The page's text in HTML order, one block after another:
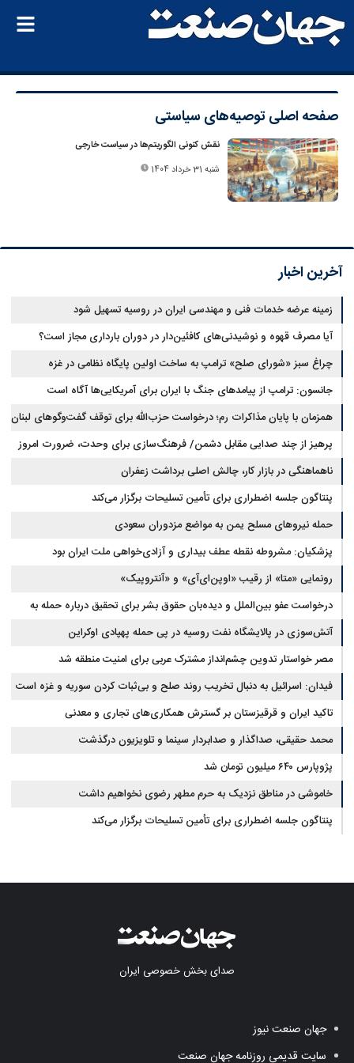
صفحه اصلیتوصیه‌های سیاستی
نقش کنونی الگوریتم‌ها در سیاست خارجی
شنبه 31 خرداد 1404
آخرین اخبار
زمینه عرضه خدمات فنی و مهندسی ایران در روسیه تسهیل شود
آیا مصرف قهوه و نوشیدنی‌های کافئین‌دار در دوران بارداری مجاز است؟
چراغ سبز «شورای صلح» ترامپ به ساخت اولین پایگاه نظامی در غزه
جانسون: ترامپ از پیامدهای جنگ با ایران برای آمریکایی‌ها آگاه است
همزمان با پایان مذاکرات رم؛ درخواست حزب‌الله برای توقف گفت‌وگوهای لبنان
با اسرائیل
پرهیز از چند صدایی مقابل دشمن/ فرهنگ‌سازی برای وحدت، ضرورت امروز
کشور است
ناهماهنگی در بازار کار، چالش اصلی برداشت زعفران
پنتاگون جلسه اضطراری برای تأمین تسلیحات برگزار می‌کند
حمله نیروهای مسلح یمن به مواضع مزدوران سعودی
پزشکیان: مشروطه نقطه عطف بیداری و آزادی‌خواهی ملت ایران بود
رونمایی «متا» از رقیب «اوپن‌ای‌آی» و «آنتروپیک»
درخواست عفو بین‌الملل و دیده‌بان حقوق بشر برای تحقیق درباره حمله به
خبرنگاران در لبنان
آتش‌سوزی در پالایشگاه نفت روسیه در پی حمله پهپادی اوکراین
مصر خواستار تدوین چشم‌انداز مشترک عربی برای امنیت منطقه شد
فیدان: اسرائیل به دنبال تخریب روند صلح و بی‌ثبات کردن سوریه و غزه است
تاکید ایران و قرقیزستان بر گسترش همکاری‌های تجاری و معدنی
محمد حقیقی، صداگذار و صدابردار سینما و تلویزیون درگذشت
پژوپارس ۶۴۰ میلیون تومان شد
خاموشی در مناطق نزدیک به حرم مطهر رضوی نخواهیم داشت
پنتاگون جلسه اضطراری برای تأمین تسلیحات برگزار می‌کند
صدای بخش خصوصی ایران
جهان صنعت نیوز
سایت قدیمی روزنامه جهان صنعت